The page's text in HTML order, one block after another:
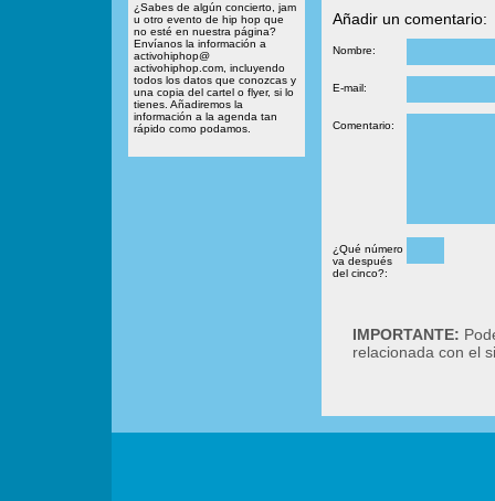
¿Sabes de algún concierto, jam
u otro evento de hip hop que
no esté en nuestra página?
Envíanos la información a
activohiphop@
activohiphop.com, incluyendo
todos los datos que conozcas y
una copia del cartel o flyer, si lo
tienes. Añadiremos la
información a la agenda tan
rápido como podamos.
Añadir un comentario:
Nombre:
E-mail:
Comentario:
¿Qué número
va después
del cinco?:
IMPORTANTE:
relacionada con el